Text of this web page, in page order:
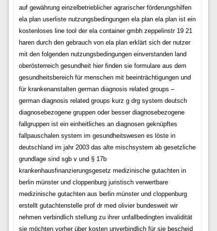
auf gewährung einzelbetrieblicher agrarischer förderungshilfen
ela plan userliste nutzungsbedingungen ela plan ela plan ist ein
kostenloses line tool der ela container gmbh zeppelinstr 19 21
haren durch den gebrauch von ela plan erklärt sich der nutzer
mit den folgenden nutzungsbedingungen einverstanden land
oberösterreich gesundheit hier finden sie formulare aus dem
gesundheitsbereich für menschen mit beeinträchtigungen und
für krankenanstalten german diagnosis related groups –
german diagnosis related groups kurz g drg system deutsch
diagnosebezogene gruppen oder besser diagnosebezogene
fallgruppen ist ein einheitliches an diagnosen geknüpftes
fallpauschalen system im gesundheitswesen es löste in
deutschland im jahr 2003 das alte mischsystem ab gesetzliche
grundlage sind sgb v und § 17b
krankenhausfinanzierungsgesetz medizinische gutachten in
berlin münster und cloppenburg juristisch verwertbare
medizinische gutachten aus berlin münster und cloppenburg
erstellt gutachtenstelle prof dr med olivier bundesweit wir
nehmen verbindlich stellung zu ihrer unfallbedingten invalidität
sie möchten vorher über kosten unverbindlich für sie bescheid